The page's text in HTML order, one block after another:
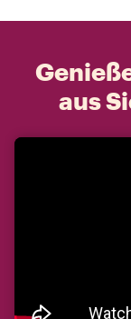
aus